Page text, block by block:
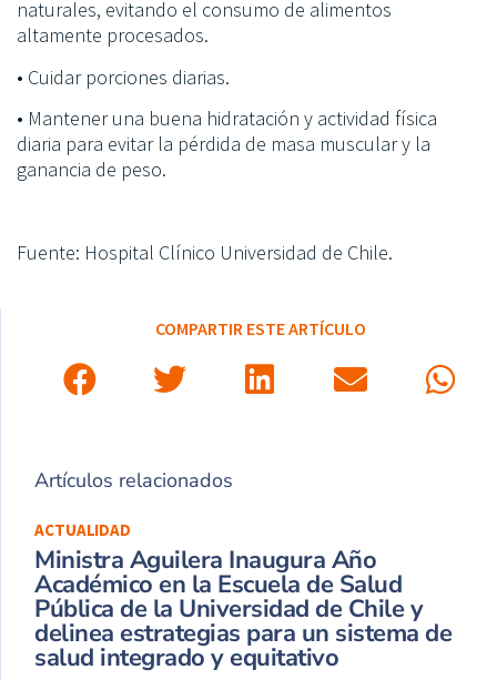
naturales, evitando el consumo de alimentos
altamente procesados.
• Cuidar porciones diarias.
• Mantener una buena hidratación y actividad física
diaria para evitar la pérdida de masa muscular y la
ganancia de peso.
Fuente: Hospital Clínico Universidad de Chile.
COMPARTIR ESTE ARTÍCULO
Artículos relacionados
ACTUALIDAD
Ministra Aguilera Inaugura Año
Académico en la Escuela de Salud
Pública de la Universidad de Chile y
delinea estrategias para un sistema de
salud integrado y equitativo